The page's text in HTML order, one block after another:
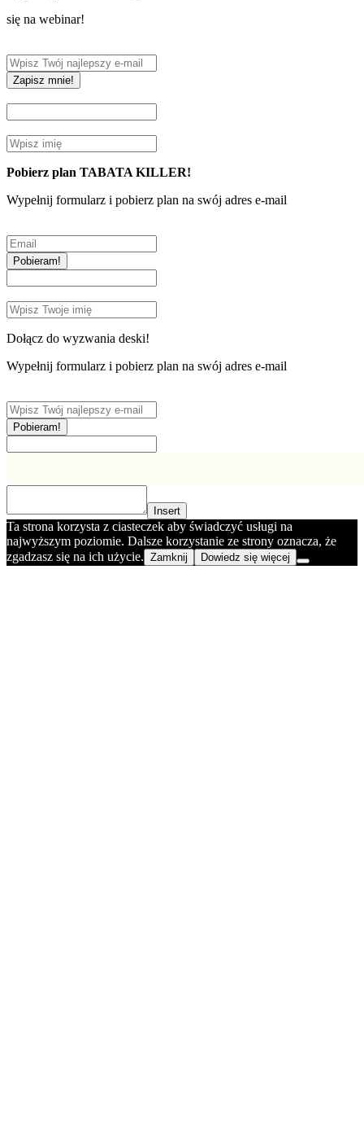
się na webinar!
Zapisz mnie!
Pobierz plan TABATA KILLER!
Wypełnij formularz i pobierz plan na swój adres e-mail
Pobieram!
Dołącz do wyzwania deski!
Wypełnij formularz i pobierz plan na swój adres e-mail
Pobieram!
Insert
Ta strona korzysta z ciasteczek aby świadczyć usługi na
najwyższym poziomie. Dalsze korzystanie ze strony oznacza, że
zgadzasz się na ich użycie. Zamknij Dowiedz się więcej